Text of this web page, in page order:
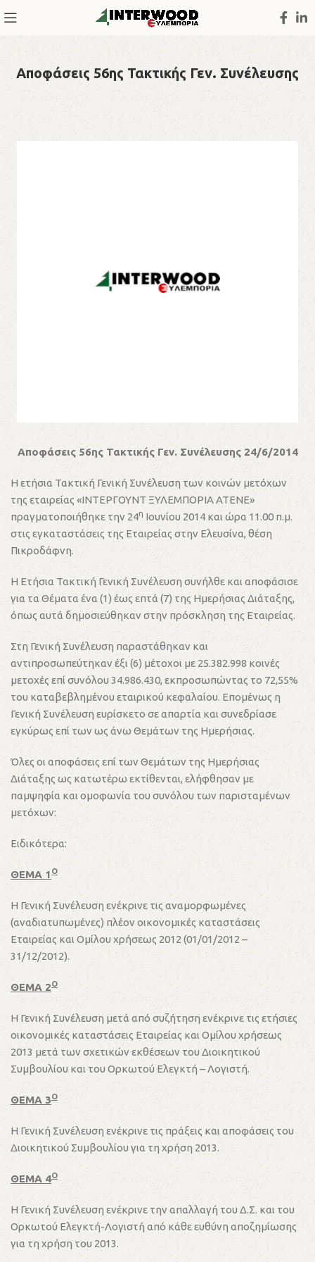
Αποφάσεις 56ης Τακτικής Γεν. Συνέλευσης
Αποφάσεις 56ης Τακτικής Γεν. Συνέλευσης 24/6/2014
Η ετήσια Τακτική Γενική Συνέλευση των κοινών μετόχων
της εταιρείας «ΙΝΤΕΡΓΟΥΝΤ ΞΥΛΕΜΠΟΡΙΑ ΑΤΕΝΕ»
πραγματοποιήθηκε την 24η Ιουνίου 2014 και ώρα 11.00 π.μ.
στις εγκαταστάσεις της Εταιρείας στην Ελευσίνα, θέση
Πικροδάφνη.
Η Ετήσια Τακτική Γενική Συνέλευση συνήλθε και αποφάσισε
για τα Θέματα ένα (1) έως επτά (7) της Ημερήσιας Διάταξης,
όπως αυτά δημοσιεύθηκαν στην πρόσκληση της Εταιρείας.
Στη Γενική Συνέλευση παραστάθηκαν και
αντιπροσωπεύτηκαν έξι (6) μέτοχοι με 25.382.998 κοινές
μετοχές επί συνόλου 34.986.430, εκπροσωπώντας το 72,55%
του καταβεβλημένου εταιρικού κεφαλαίου. Επομένως η
Γενική Συνέλευση ευρίσκετο σε απαρτία και συνεδρίασε
εγκύρως επί των ως άνω Θεμάτων της Ημερήσιας.
Όλες οι αποφάσεις επί των Θεμάτων της Ημερήσιας
Διάταξης ως κατωτέρω εκτίθενται, ελήφθησαν με
παμψηφία και ομοφωνία του συνόλου των παρισταμένων
μετόχων:
Ειδικότερα:
ΘΕΜΑ 1 Ο
Η Γενική Συνέλευση ενέκρινε τις αναμορφωμένες
(αναδιατυπωμένες) πλέον οικονομικές καταστάσεις
Εταιρείας και Ομίλου χρήσεως 2012 (01/01/2012 –
31/12/2012).
ΘΕΜΑ 2Ο
Η Γενική Συνέλευση μετά από συζήτηση ενέκρινε τις ετήσιες
οικονομικές καταστάσεις Εταιρείας και Ομίλου χρήσεως
2013 μετά των σχετικών εκθέσεων του Διοικητικού
Συμβουλίου και του Ορκωτού Ελεγκτή – Λογιστή.
ΘΕΜΑ 3Ο
Η Γενική Συνέλευση ενέκρινε τις πράξεις και αποφάσεις του
Διοικητικού Συμβουλίου για τη χρήση 2013.
ΘΕΜΑ 4Ο
Η Γενική Συνέλευση ενέκρινε την απαλλαγή του Δ.Σ. και του
Ορκωτού Ελεγκτή-Λογιστή από κάθε ευθύνη αποζημίωσης
για τη χρήση του 2013.